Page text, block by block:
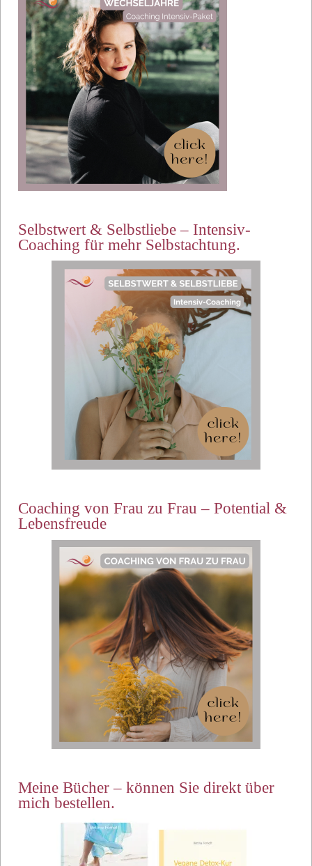
Selbstwert & Selbstliebe – Intensiv-
Coaching für mehr Selbstachtung.
Coaching von Frau zu Frau – Potential &
Lebensfreude
Meine Bücher – können Sie direkt über
mich bestellen.